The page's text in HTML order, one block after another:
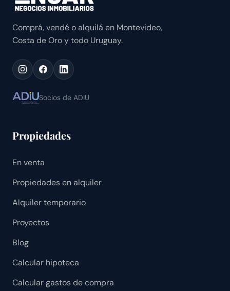
Comprá, vendé o alquilá en Montevideo,
Costa de Oro y todo Uruguay.
Socios de ADIU
Propiedades
En venta
Propiedades en alquiler
Alquiler temporario
Proyectos
Blog
Calcular hipoteca
Calcular gastos de compra